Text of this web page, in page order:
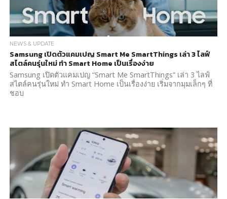
NEWS & UPDATE
Samsung เปิดตัวแคมเปญ Smart Me SmartThings เล่า 3 ไลฟ์
สไตล์คนรุ่นใหม่ ทำ Smart Home เป็นเรื่องง่าย
Samsung เปิดตัวแคมเปญ “Smart Me SmartThings” เล่า 3 ไลฟ์
สไตล์คนรุ่นใหม่ ทำ Smart Home เป็นเรื่องง่าย เริ่มจากมุมเล็กๆ ที่
ชอบ